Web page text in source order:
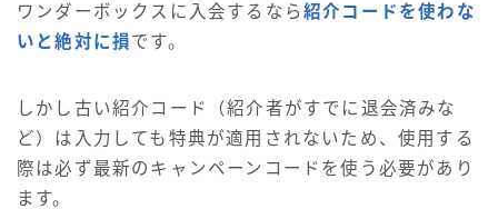
ワンダーボックスに入会するなら紹介コードを使わな
いと絶対に損です。
しかし古い紹介コード（紹介者がすでに退会済みな
ど）は入力しても特典が適用されないため、使用する
際は必ず最新のキャンペーンコードを使う必要があり
ます。